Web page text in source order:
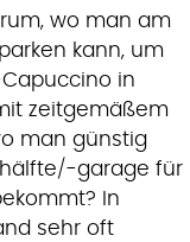
wo man am
kann, um
in
zeitgemäßem
man günstig
garage für
In
sehr oft